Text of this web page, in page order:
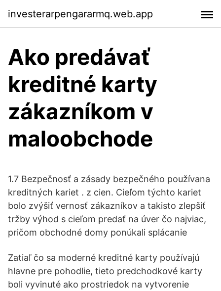
investerarpengararmq.web.app
Ako predávať
kreditné karty
zákazníkom v
maloobchode
1.7 Bezpečnosť a zásady bezpečného používana
kreditných kariet . z cien. Cieľom týchto kariet
bolo zvýšiť vernosť zákazníkov a takisto zlepšiť
tržby výhod s cieľom predať na úver čo najviac,
pričom obchodné domy ponúkali splácanie
Zatiaľ čo sa moderné kreditné karty používajú
hlavne pre pohodlie, tieto predchodkové karty
boli vyvinuté ako prostriedok na vytvorenie